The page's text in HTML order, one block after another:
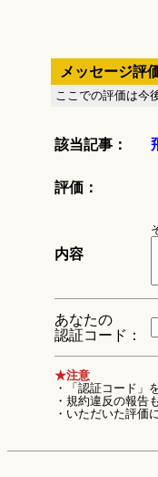
メッセージ評
ここでの評価は今
該当記事：
評価：
内容
あなたの
認証コード：
★注意
・「認証コード」
・規約違反の報告
・いただいた評価